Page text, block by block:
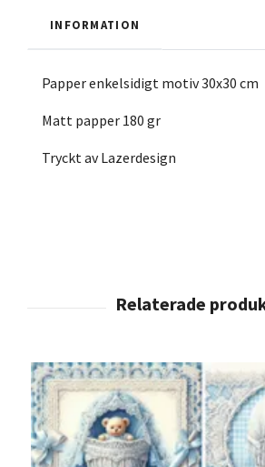
INFORMATION
Papper enkelsidigt motiv 30x30 cm
Matt papper 180 gr
Tryckt av Lazerdesign